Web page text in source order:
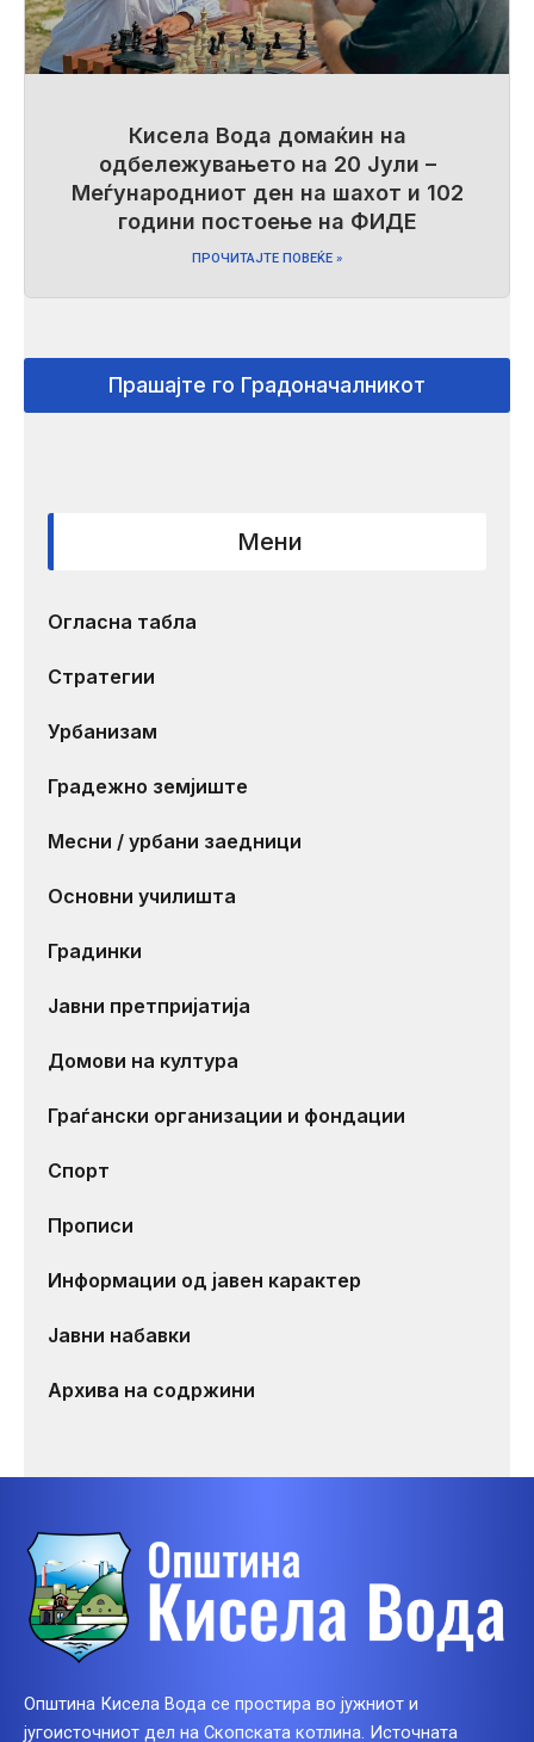
Кисела Вода домаќин на
одбележувањето на 20 Јули –
Меѓународниот ден на шахот и 102
години постоење на ФИДЕ
ПРОЧИТАЈТЕ ПОВЕЌЕ »
Прашајте го Градоначалникот
Мени
Огласна табла
Стратегии
Урбанизам
Градежно земјиште
Месни / урбани заедници
Основни училишта
Градинки
Јавни претпријатија
Домови на култура
Граѓански организации и фондации
Спорт
Прописи
Информации од јавен карактер
Јавни набавки
Архива на содржини
Општина Кисела Вода се простира во јужниот и
југоисточниот дел на Скопската котлина. Источната